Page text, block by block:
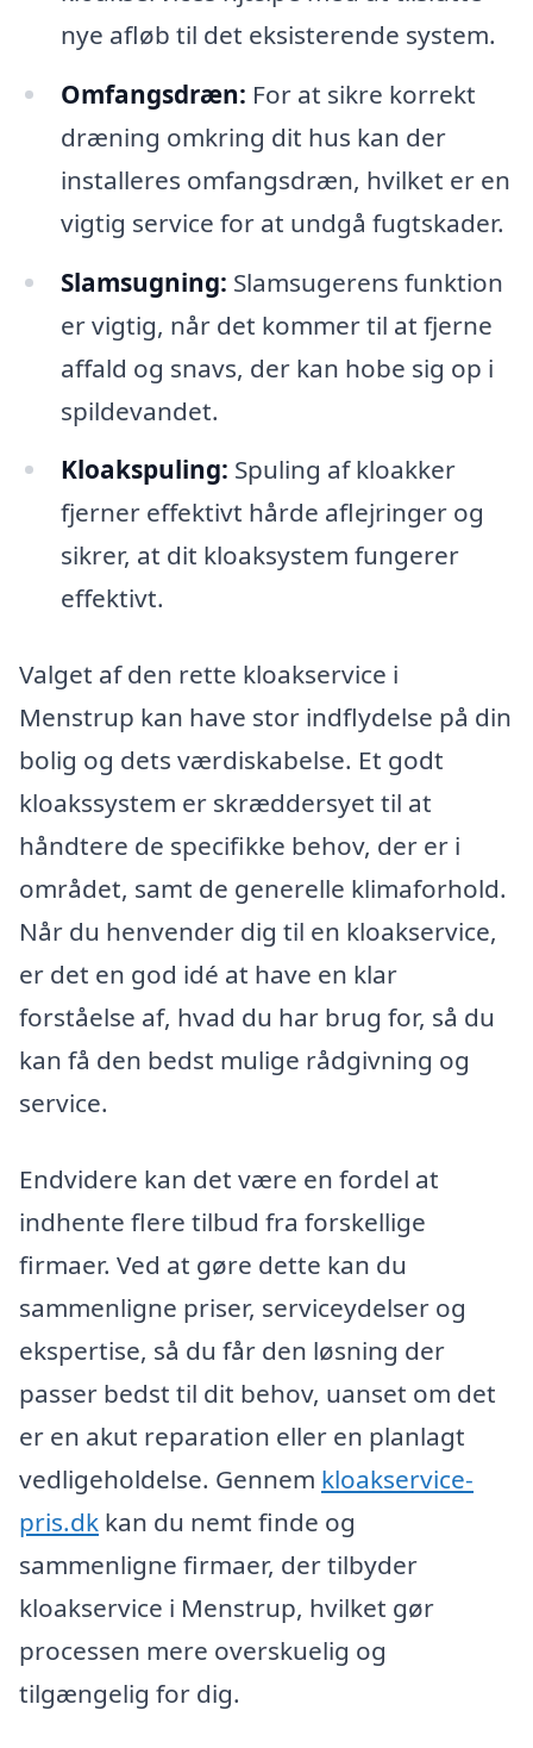
nye afløb til det eksisterende system.
Omfangsdræn: For at sikre korrekt
dræning omkring dit hus kan der
installeres omfangsdræn, hvilket er en
vigtig service for at undgå fugtskader.
Slamsugning: Slamsugerens funktion
er vigtig, når det kommer til at fjerne
affald og snavs, der kan hobe sig op i
spildevandet.
Kloakspuling: Spuling af kloakker
fjerner effektivt hårde aflejringer og
sikrer, at dit kloaksystem fungerer
effektivt.
Valget af den rette kloakservice i
Menstrup kan have stor indflydelse på din
bolig og dets værdiskabelse. Et godt
kloakssystem er skræddersyet til at
håndtere de specifikke behov, der er i
området, samt de generelle klimaforhold.
Når du henvender dig til en kloakservice,
er det en god idé at have en klar
forståelse af, hvad du har brug for, så du
kan få den bedst mulige rådgivning og
service.
Endvidere kan det være en fordel at
indhente flere tilbud fra forskellige
firmaer. Ved at gøre dette kan du
sammenligne priser, serviceydelser og
ekspertise, så du får den løsning der
passer bedst til dit behov, uanset om det
er en akut reparation eller en planlagt
vedligeholdelse. Gennem kloakservice-
pris.dk kan du nemt finde og
sammenligne firmaer, der tilbyder
kloakservice i Menstrup, hvilket gør
processen mere overskuelig og
tilgængelig for dig.